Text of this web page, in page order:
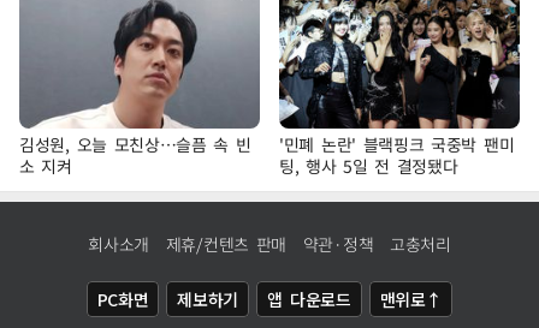
김성원, 오늘 모친상…슬픔 속 빈
소 지켜
'민폐 논란' 블랙핑크 국중박 팬미
팅, 행사 5일 전 결정됐다
회사소개 제휴/컨텐츠 판매 약관·정책 고충처리
PC화면 제보하기 앱 다운로드 맨위로↑